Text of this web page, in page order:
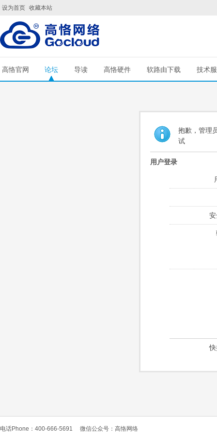
设为首页 收藏本站
高恪官网 论坛 导读 高恪硬件 软路由下载 技术
抱歉，管理
试
用户登录
电话Phone：400-666-5691 微信公众号：高恪网络